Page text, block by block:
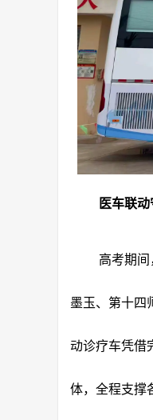
医车联
高考期
墨玉、第十四
动诊疗车凭借
体，全程支撑